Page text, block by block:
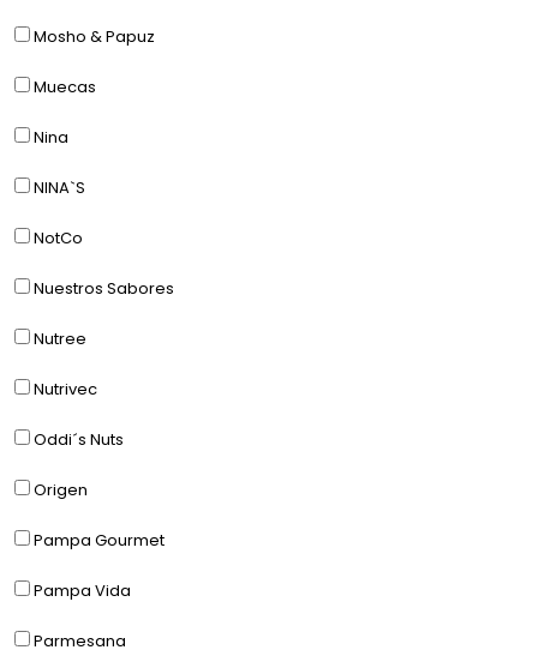
Mosho & Papuz
Muecas
Nina
NINA`S
NotCo
Nuestros Sabores
Nutree
Nutrivec
Oddi´s Nuts
Origen
Pampa Gourmet
Pampa Vida
Parmesana